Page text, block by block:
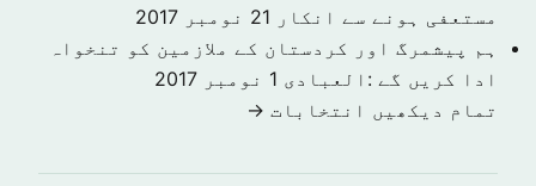
مستعفی ہونے سے انکار 21 نومبر 2017
ہم پیشمرگ اور کردستان کے ملازمین کو تنخواہ
ادا کریں گے :العبادی 1 نومبر 2017
تمام دیکھیں انتخابات →